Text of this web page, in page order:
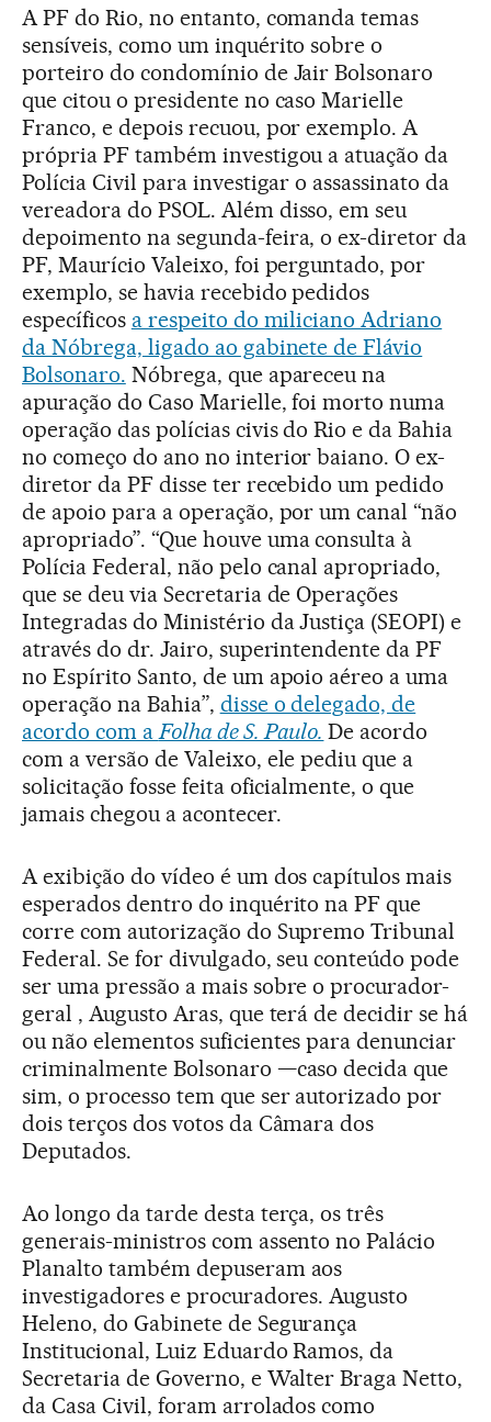
A PF do Rio, no entanto, comanda temas
sensíveis, como um inquérito sobre o
porteiro do condomínio de Jair Bolsonaro
que citou o presidente no caso Marielle
Franco, e depois recuou, por exemplo. A
própria PF também investigou a atuação da
Polícia Civil para investigar o assassinato da
vereadora do PSOL. Além disso, em seu
depoimento na segunda-feira, o ex-diretor da
PF, Maurício Valeixo, foi perguntado, por
exemplo, se havia recebido pedidos
específicos a respeito do miliciano Adriano
da Nóbrega, ligado ao gabinete de Flávio
Bolsonaro. Nóbrega, que apareceu na
apuração do Caso Marielle, foi morto numa
operação das polícias civis do Rio e da Bahia
no começo do ano no interior baiano. O ex-
diretor da PF disse ter recebido um pedido
de apoio para a operação, por um canal “não
apropriado”. “Que houve uma consulta à
Polícia Federal, não pelo canal apropriado,
que se deu via Secretaria de Operações
Integradas do Ministério da Justiça (SEOPI) e
através do dr. Jairo, superintendente da PF
no Espírito Santo, de um apoio aéreo a uma
operação na Bahia”, disse o delegado, de
acordo com aFolha de S. Paulo. De acordo
com a versão de Valeixo, ele pediu que a
solicitação fosse feita oficialmente, o que
jamais chegou a acontecer.
A exibição do vídeo é um dos capítulos mais
esperados dentro do inquérito na PF que
corre com autorização do Supremo Tribunal
Federal. Se for divulgado, seu conteúdo pode
ser uma pressão a mais sobre o procurador-
geral , Augusto Aras, que terá de decidir se há
ou não elementos suficientes para denunciar
criminalmente Bolsonaro —caso decida que
sim, o processo tem que ser autorizado por
dois terços dos votos da Câmara dos
Deputados.
Ao longo da tarde desta terça, os três
generais-ministros com assento no Palácio
Planalto também depuseram aos
investigadores e procuradores. Augusto
Heleno, do Gabinete de Segurança
Institucional, Luiz Eduardo Ramos, da
Secretaria de Governo, e Walter Braga Netto,
da Casa Civil, foram arrolados como